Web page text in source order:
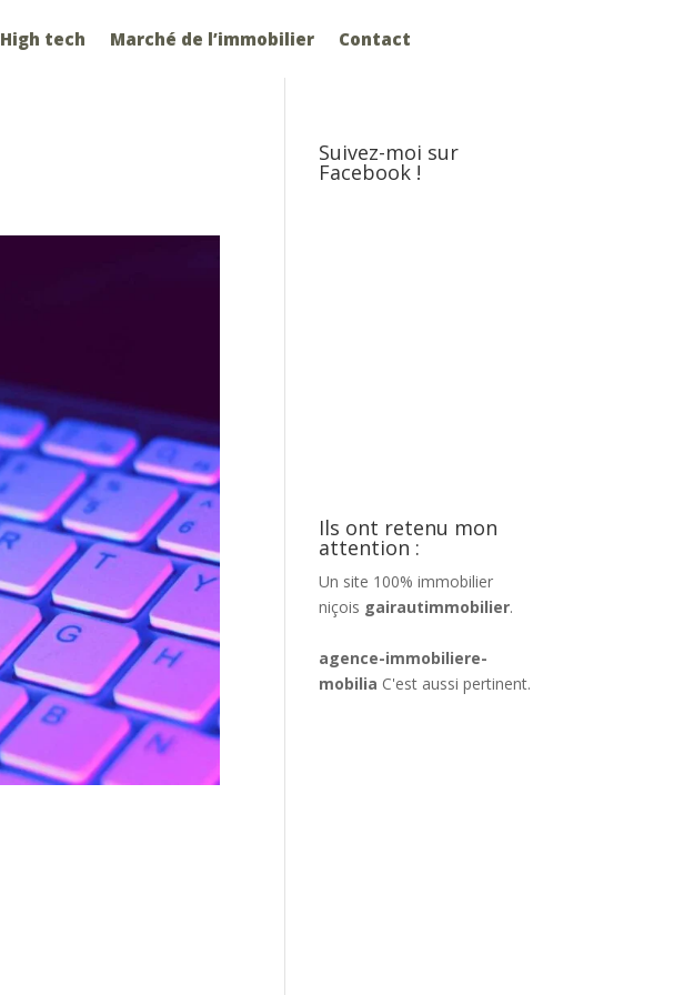
High tech Marché de l’immobilier Contact
Suivez-moi sur
Facebook !
Ils ont retenu mon
attention :
Un site 100% immobilier
niçois gairautimmobilier.
agence-immobiliere-
mobilia C'est aussi pertinent.